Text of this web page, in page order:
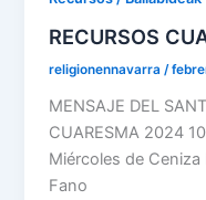
RECURSOS
religionennavarra/
MENSAJE DEL
CUARESMA 2024
Miércoles de Ceniza
Fano